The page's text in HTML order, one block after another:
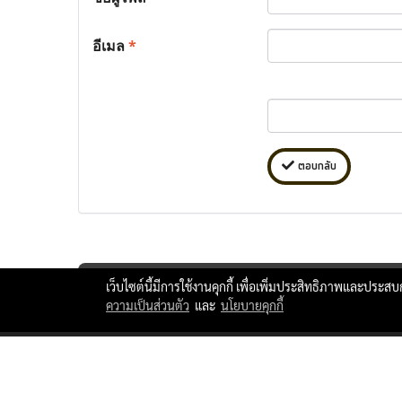
อีเมล*
ตอบกลับ
เว็บไซต์นี้มีการใช้งานคุกกี้ เพื่อเพิ่มประสิทธิภาพและประส
ความเป็นส่วนตัว และ นโยบายคุกกี้